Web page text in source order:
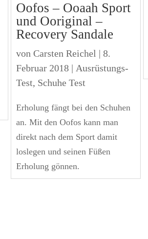
Oofos – Ooaah Sport
und Ooriginal –
Recovery Sandale
vonCarsten Reichel |8.
Februar 2018 | Ausrüstungs-
Test, Schuhe Test
Erholung fängt bei den Schuhen
an. Mit den Oofos kann man
direkt nach dem Sport damit
loslegen und seinen Füßen
Erholung gönnen.